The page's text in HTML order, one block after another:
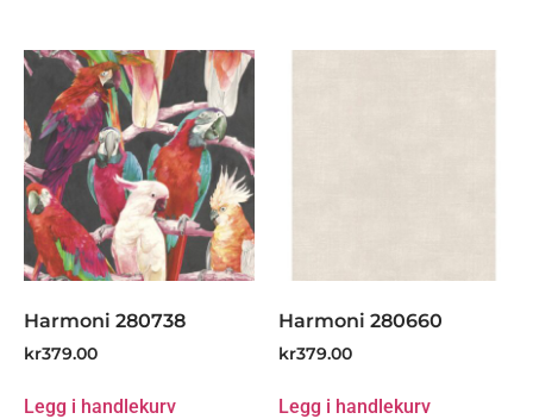
Harmoni 280738
kr379.00
Legg i handlekurv
Harmoni 280660
kr379.00
Legg i handlekurv